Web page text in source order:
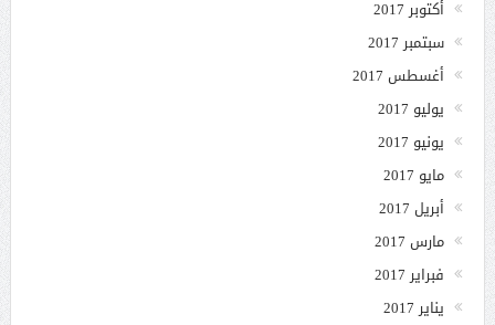
أكتوبر 2017
سبتمبر 2017
أغسطس 2017
يوليو 2017
يونيو 2017
مايو 2017
أبريل 2017
مارس 2017
فبراير 2017
يناير 2017